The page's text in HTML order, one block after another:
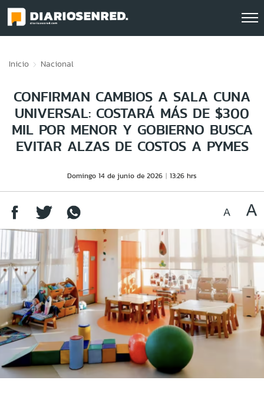
Inicio Nacional
CONFIRMAN CAMBIOS A SALA CUNA
UNIVERSAL: COSTARÁ MÁS DE $300
MIL POR MENOR Y GOBIERNO BUSCA
EVITAR ALZAS DE COSTOS A PYMES
Domingo 14 de junio de 2026 13:26 hrs